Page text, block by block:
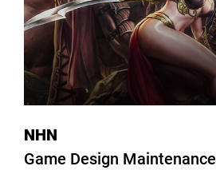
NHN
Game Design Maintenance